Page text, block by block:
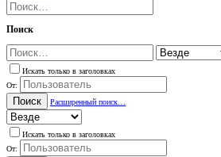
Поиск
Искать только в заголовках
От:
Поиск Расширенный поиск…
Искать только в заголовках
От: